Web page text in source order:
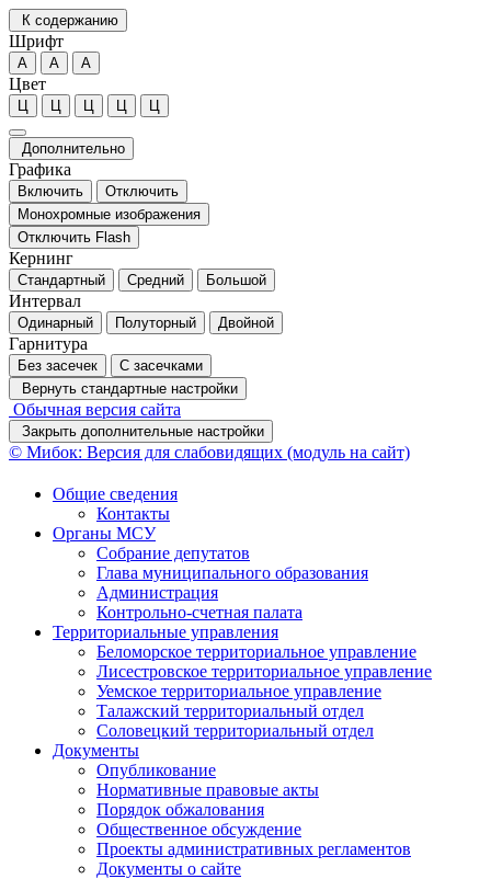
К содержанию
Шрифт
А А А
Цвет
Ц Ц Ц Ц Ц
Дополнительно
Графика
Включить
Отключить
Монохромные изображения
Отключить Flash
Кернинг
Стандартный Средний Большой
Интервал
Одинарный Полуторный Двойной
Гарнитура
Без засечек
С засечками
Вернуть стандартные настройки
Обычная версия сайта
Закрыть дополнительные настройки
© Мибок: Версия для слабовидящих (модуль на сайт)
Общие сведения
Контакты
Органы МСУ
Собрание депутатов
Глава муниципального образования
Администрация
Контрольно-счетная палата
Территориальные управления
Беломорское территориальное управление
Лисестровское территориальное управление
Уемское территориальное управление
Талажский территориальный отдел
Соловецкий территориальный отдел
Документы
Опубликование
Нормативные правовые акты
Порядок обжалования
Общественное обсуждение
Проекты административных регламентов
Документы о сайте